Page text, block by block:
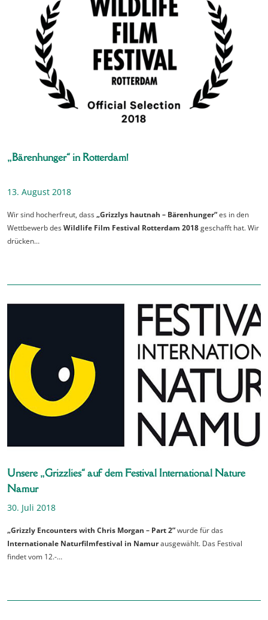
„Bärenhunger“ in Rotterdam!
13. August 2018
Wir sind hocherfreut, dass„Grizzlys hautnah – Bärenhunger“es in den
Wettbewerb desWildlife Film Festival Rotterdam 2018geschafft hat. Wir
drücken…
Unsere „Grizzlies“ auf dem Festival International Nature
Namur
30. Juli 2018
„Grizzly Encounters with Chris Morgan – Part 2”wurde für das
Internationale Naturfilmfestival in Namurausgewählt. Das Festival
findet vom 12.-…